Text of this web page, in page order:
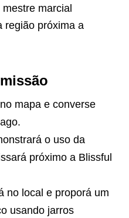
marcial
região próxima a
mapa e converse
o uso da
próximo a Blissful
no local e proporá um
usando jarros